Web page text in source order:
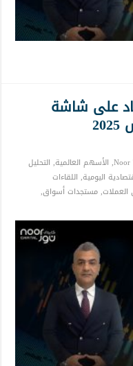
على شاشة
, الأسهم العالمية, التحليل
اليومية, اللقاءات
,مستجدات أسواق,